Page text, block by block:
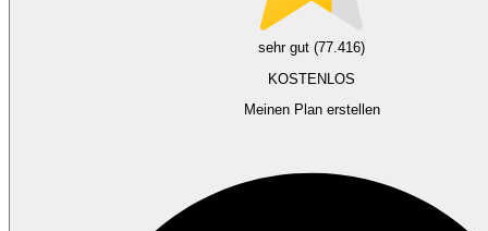
sehr gut (77.416)
KOSTENLOS
Meinen Plan erstellen